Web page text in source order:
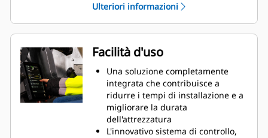
e prodotte per soddisfare le vostre
esigenze
Possibilità di convertire l'attacco S
standard in attacco S a
collegamento idraulico
Eseguite una varietà di operazioni
quali scavo, livellamento,
compattazione e altre ancora con
movimenti più precisi senza dover
riposizionare la macchina
Utilizzate il modulo a polipo senza
Ulteriori informazioni
Facilità d'uso
Una soluzione completamente
integrata che contribuisce a
ridurre i tempi di installazione e a
migliorare la durata
dell'attrezzatura
L'innovativo sistema di controllo,